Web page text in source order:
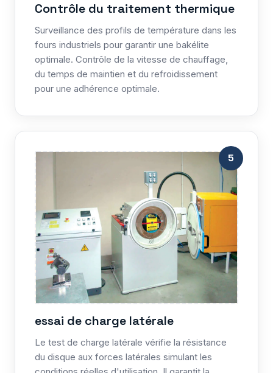
Contrôle du traitement thermique
Surveillance des profils de température dans les
fours industriels pour garantir une bakélite
optimale. Contrôle de la vitesse de chauffage,
du temps de maintien et du refroidissement
pour une adhérence optimale.
5
essai de charge latérale
Le test de charge latérale vérifie la résistance
du disque aux forces latérales simulant les